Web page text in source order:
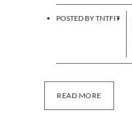
READ MORE
POSTED BYTNTFIT